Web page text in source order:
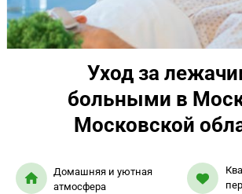
Уход за
больными в
Московской
Домашняя и уютная
атмосфера